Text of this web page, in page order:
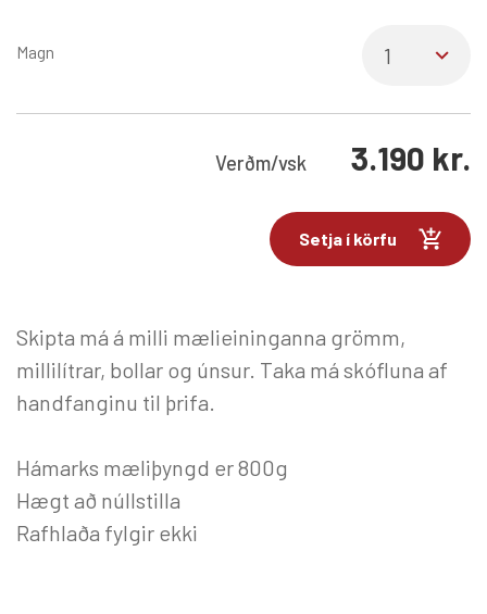
Magn
Verðm/vsk 3.190 kr.
Setja í körfu
Skipta má á milli mælieininganna grömm,
millilítrar, bollar og únsur. Taka má skófluna af
handfanginu til þrifa.
Hámarks mæliþyngd er 800g
Hægt að núllstilla
Rafhlaða fylgir ekki